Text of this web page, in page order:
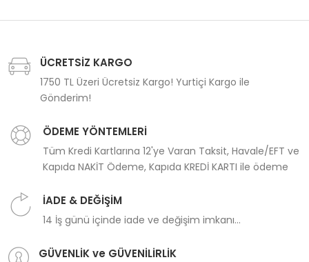
ÜCRETSİZ KARGO
1750 TL Üzeri Ücretsiz Kargo! Yurtiçi Kargo ile
Gönderim!
ÖDEME YÖNTEMLERİ
Tüm Kredi Kartlarına 12'ye Varan Taksit, Havale/EFT ve
Kapıda NAKİT Ödeme, Kapıda KREDİ KARTI ile ödeme
İADE & DEĞİŞİM
14 İş günü içinde iade ve değişim imkanı...
GÜVENLİK ve GÜVENİLİRLİK